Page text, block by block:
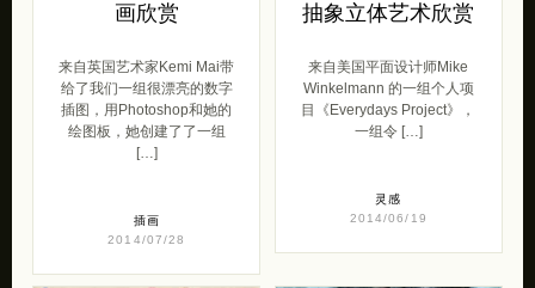
画欣赏
来自英国艺术家Kemi Mai带
给了我们一组很漂亮的数字
插图，用Photoshop和她的
绘图板，她创建了了一组
[…]
插画
2014/07/28
抽象立体艺术欣赏
来自美国平面设计师Mike
Winkelmann 的一组个人项
目《Everydays Project》，
一组令 […]
灵感
2014/06/19